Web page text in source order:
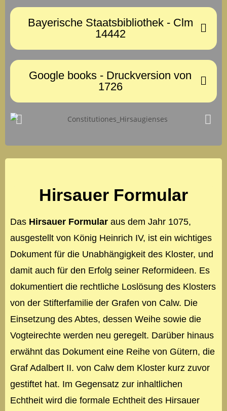
Bayerische Staatsbibliothek - Clm
14442
Google books - Druckversion von
1726
Hirsauer Formular
Das Hirsauer Formular aus dem Jahr 1075,
ausgestellt von König Heinrich IV, ist ein wichtiges
Dokument für die Unabhängigkeit des Kloster, und
damit auch für den Erfolg seiner Reformideen. Es
dokumentiert die rechtliche Loslösung des Klosters
von der Stifterfamilie der Grafen von Calw. Die
Einsetzung des Abtes, dessen Weihe sowie die
Vogteirechte werden neu geregelt. Darüber hinaus
erwähnt das Dokument eine Reihe von Gütern, die
Graf Adalbert II. von Calw dem Kloster kurz zuvor
gestiftet hat. Im Gegensatz zur inhaltlichen
Echtheit wird die formale Echtheit des Hirsauer